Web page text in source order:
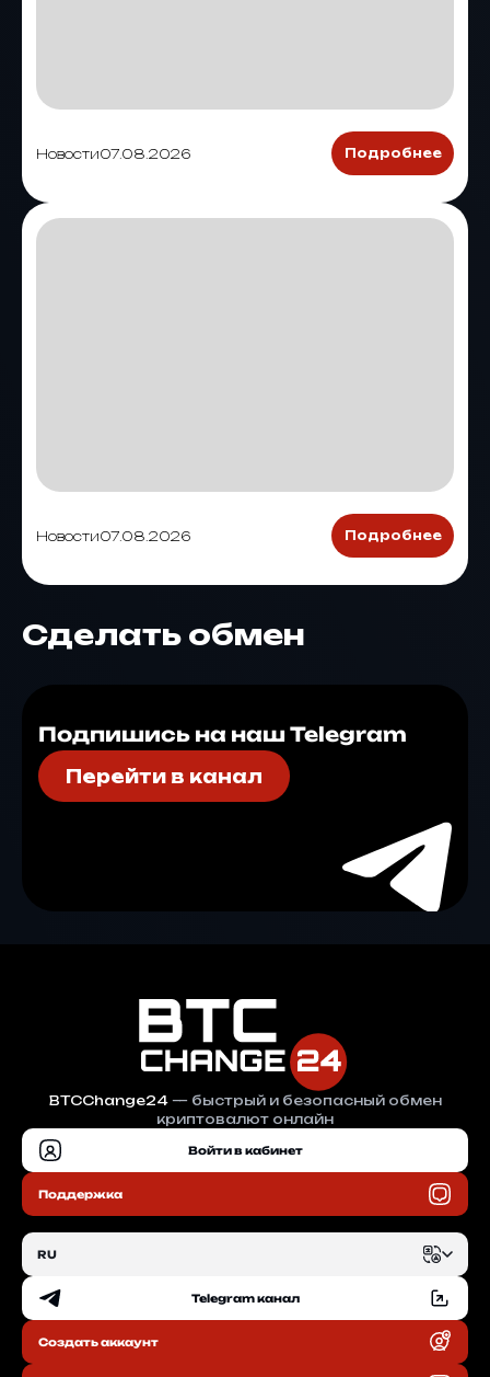
Новости07.08.2026 Подробнее
Новости07.08.2026 Подробнее
Сделать обмен
Подпишись на наш Telegram
Перейти в канал
BTCChange24— быстрый и безопасный обмен
криптовалют онлайн
Войти в кабинет
Поддержка
RU
EN Telegram канал
Создать аккаунт